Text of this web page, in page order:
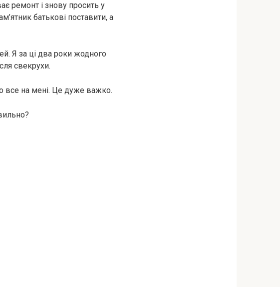
ремонт і знову просить у
батькові поставити, а
Я за ці два роки жодного
свекрухи.
все на мені. Це дуже важко.